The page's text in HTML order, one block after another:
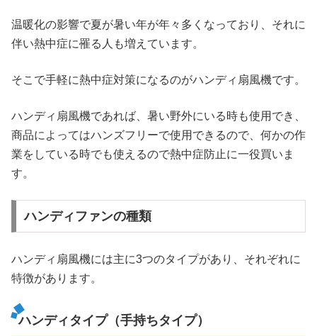
温暖化の影響で夏が暑い年が年々多くなっており、それに
伴い熱中症に罹る人も増えています。
そこで手軽に熱中症対策になるのがハンディ扇風機です。
ハンディ扇風機であれば、暑い野外にいる時も使用でき、
商品によってはハンズフリーで使用できるので、何かの作
業をしている時でも使えるので熱中症防止に一役買いま
す。
ハンディファンの種類
ハンディ扇風機には主に3つのタイプがあり、それぞれに
特徴があります。
ハンディタイプ（手持ちタイプ）